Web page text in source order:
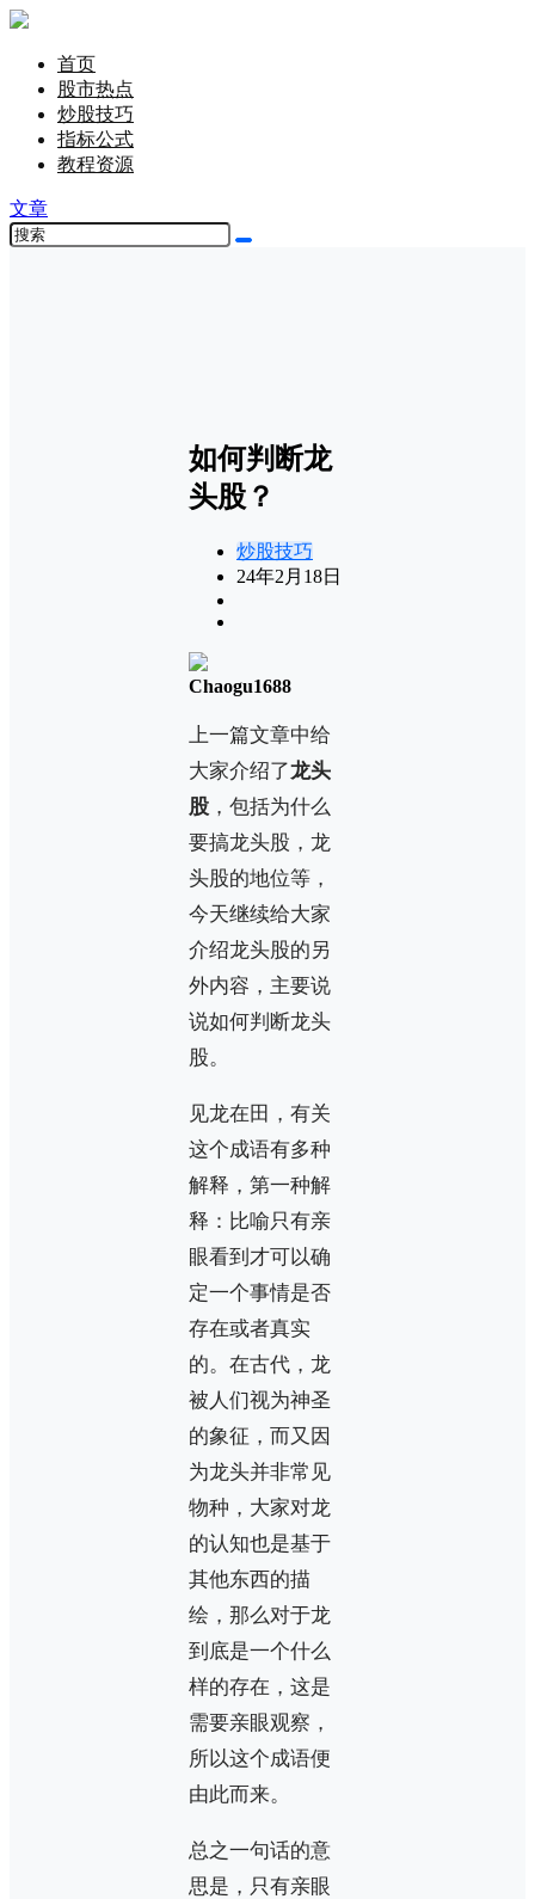
首页
股市热点
炒股技巧
指标公式
教程资源
文章
如何判断龙
头股？
炒股技巧
24年2月18日
Chaogu1688
上一篇文章中给
大家介绍了龙头
股 ，包括为什么
要搞龙头股，龙
头股的地位等，
今天继续给大家
介绍龙头股的另
外内容，主要说
说如何判断龙头
股。
见龙在田，有关
这个成语有多种
解释，第一种解
释：比喻只有亲
眼看到才可以确
定一个事情是否
存在或者真实
的。在古代，龙
被人们视为神圣
的象征，而又因
为龙头并非常见
物种，大家对龙
的认知也是基于
其他东西的描
绘，那么对于龙
到底是一个什么
样的存在，这是
需要亲眼观察，
所以这个成语便
由此而来。
总之一句话的意
思是，只有亲眼